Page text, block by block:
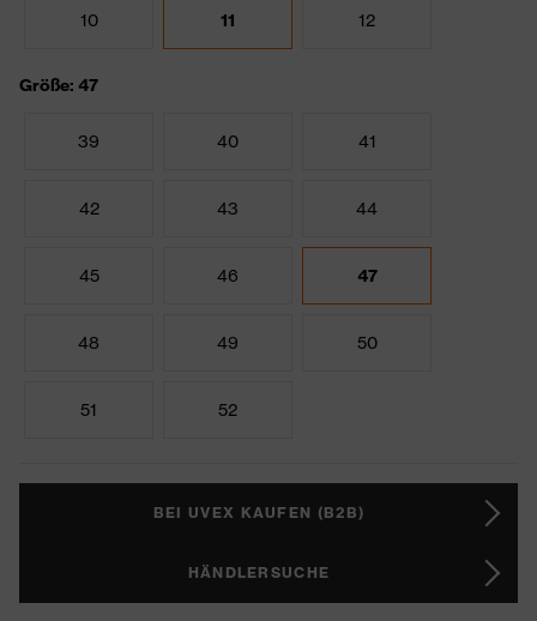
10 11 12
Größe: 47
39 40 41
42 43 44
45 46 47
48 49 50
51 52
BEI UVEX KAUFEN (B2B)
HÄNDLERSUCHE